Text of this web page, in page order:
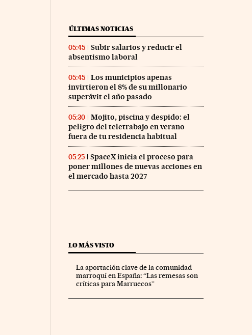
ÚLTIMAS NOTICIAS
05:45
Subir salarios y reducir el
absentismo laboral
05:45
Los municipios apenas
invirtieron el 8% de su millonario
superávit el año pasado
05:30
Mojito, piscina y despido: el
peligro del teletrabajo en verano
fuera de tu residencia habitual
05:25
SpaceX inicia el proceso para
poner millones de nuevas acciones en
el mercado hasta 2027
LO MÁS VISTO
La aportación clave de la comunidad
marroquí en España: “Las remesas son
críticas para Marruecos”